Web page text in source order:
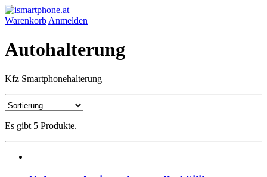
Warenkorb Anmelden
Autohalterung
Kfz Smartphonehalterung
Es gibt 5 Produkte.